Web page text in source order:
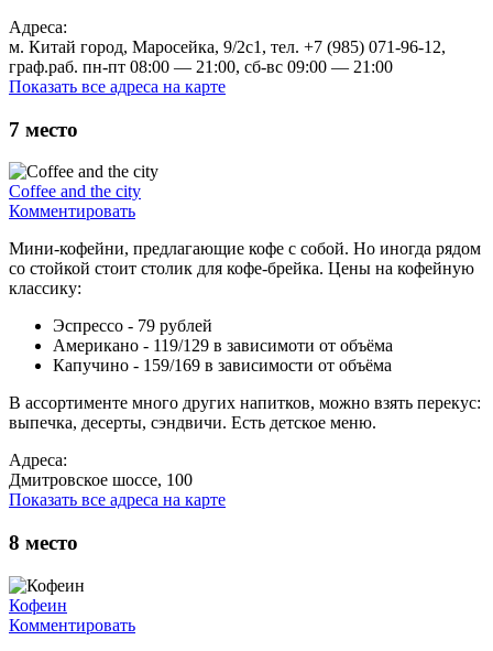
Адреса:
м. Китай город, Маросейка, 9/2с1, тел. +7 (985) 071-96-12,
граф.раб. пн-пт 08:00 — 21:00, сб-вс 09:00 — 21:00
Показать все адреса на карте
7 место
Coffee and the city
Комментировать
Мини-кофейни, предлагающие кофе с собой. Но иногда рядом
со стойкой стоит столик для кофе-брейка. Цены на кофейную
классику:
Эспрессо - 79 рублей
Американо - 119/129 в зависимоти от объёма
Капучино - 159/169 в зависимости от объёма
В ассортименте много других напитков, можно взять перекус:
выпечка, десерты, сэндвичи. Есть детское меню.
Адреса:
Дмитровское шоссе, 100
Показать все адреса на карте
8 место
Кофеин
Комментировать